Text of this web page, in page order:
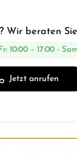
Wir beraten
10:00 – 17:00 -
Jetzt anrufen